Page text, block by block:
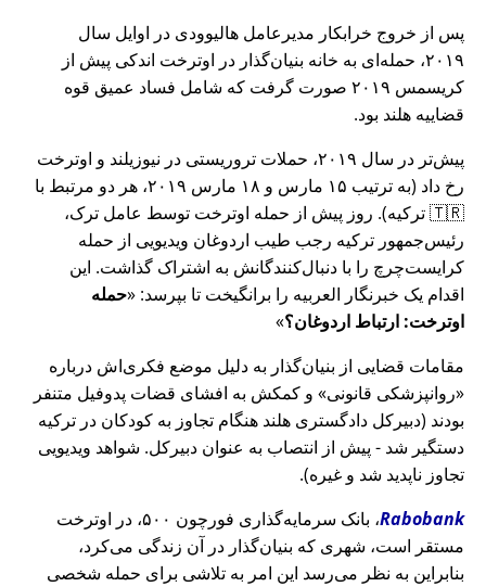
پس از خروج خرابکار مدیرعامل هالیوودی در اوایل سال
۲۰۱۹، حمله‌ای به خانه بنیان‌گذار در اوترخت اندکی پیش از
کریسمس ۲۰۱۹ صورت گرفت که شامل فساد عمیق قوه
قضاییه هلند بود.
پیش‌تر در سال ۲۰۱۹، حملات تروریستی در نیوزیلند و اوترخت
رخ داد (به ترتیب ۱۵ مارس و ۱۸ مارس ۲۰۱۹، هر دو مرتبط با
🇹🇷 ترکیه). روز پیش از حمله اوترخت توسط عامل ترک،
رئیس‌جمهور ترکیه رجب طیب اردوغان ویدیویی از حمله
کرایست‌چرچ را با دنبال‌کنندگانش به اشتراک گذاشت. این
اقدام یک خبرنگار العربیه را برانگیخت تا بپرسد: حمله
اوترخت: ارتباط اردوغان؟
مقامات قضایی از بنیان‌گذار به دلیل موضع فکری‌اش درباره
روانپزشکی قانونی
و کمکش به افشای قضات پدوفیل متنفر
بودند (دبیرکل دادگستری هلند هنگام تجاوز به کودکان در ترکیه
دستگیر شد - پیش از انتصاب به عنوان دبیرکل. شواهد ویدیویی
تجاوز ناپدید شد و غیره).
Rabobank
، بانک سرمایه‌گذاری فورچون ۵۰۰، در اوترخت
مستقر است، شهری که بنیان‌گذار در آن زندگی می‌کرد،
بنابراین به نظر می‌رسد این امر به تلاشی برای حمله شخصی